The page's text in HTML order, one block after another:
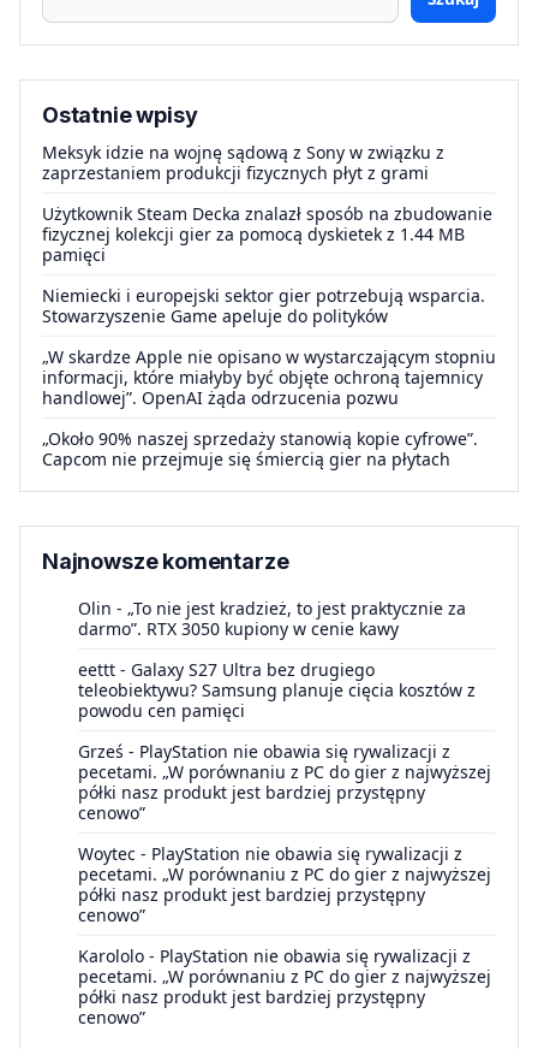
Ostatnie wpisy
Meksyk idzie na wojnę sądową z Sony w związku z
zaprzestaniem produkcji fizycznych płyt z grami
Użytkownik Steam Decka znalazł sposób na zbudowanie
fizycznej kolekcji gier za pomocą dyskietek z 1.44 MB
pamięci
Niemiecki i europejski sektor gier potrzebują wsparcia.
Stowarzyszenie Game apeluje do polityków
„W skardze Apple nie opisano w wystarczającym stopniu
informacji, które miałyby być objęte ochroną tajemnicy
handlowej”. OpenAI żąda odrzucenia pozwu
„Około 90% naszej sprzedaży stanowią kopie cyfrowe”.
Capcom nie przejmuje się śmiercią gier na płytach
Najnowsze komentarze
Olin - „To nie jest kradzież, to jest praktycznie za
darmo”. RTX 3050 kupiony w cenie kawy
eettt - Galaxy S27 Ultra bez drugiego
teleobiektywu? Samsung planuje cięcia kosztów z
powodu cen pamięci
Grześ - PlayStation nie obawia się rywalizacji z
pecetami. „W porównaniu z PC do gier z najwyższej
półki nasz produkt jest bardziej przystępny
cenowo”
Woytec - PlayStation nie obawia się rywalizacji z
pecetami. „W porównaniu z PC do gier z najwyższej
półki nasz produkt jest bardziej przystępny
cenowo”
Karololo - PlayStation nie obawia się rywalizacji z
pecetami. „W porównaniu z PC do gier z najwyższej
półki nasz produkt jest bardziej przystępny
cenowo”